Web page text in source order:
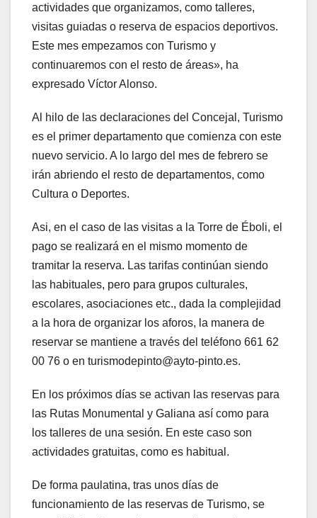
actividades que organizamos, como talleres,
visitas guiadas o reserva de espacios deportivos.
Este mes empezamos con Turismo y
continuaremos con el resto de áreas», ha
expresado Víctor Alonso.
Al hilo de las declaraciones del Concejal, Turismo
es el primer departamento que comienza con este
nuevo servicio. A lo largo del mes de febrero se
irán abriendo el resto de departamentos, como
Cultura o Deportes.
Asi, en el caso de las visitas a la Torre de Éboli, el
pago se realizará en el mismo momento de
tramitar la reserva. Las tarifas continúan siendo
las habituales, pero para grupos culturales,
escolares, asociaciones etc., dada la complejidad
a la hora de organizar los aforos, la manera de
reservar se mantiene a través del teléfono 661 62
00 76 o en turismodepinto@ayto-pinto.es.
En los próximos días se activan las reservas para
las Rutas Monumental y Galiana así como para
los talleres de una sesión. En este caso son
actividades gratuitas, como es habitual.
De forma paulatina, tras unos días de
funcionamiento de las reservas de Turismo, se